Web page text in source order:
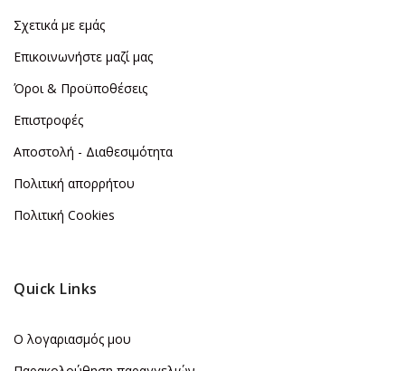
Σχετικά με εμάς
Επικοινωνήστε μαζί μας
Όροι & Προϋποθέσεις
Επιστροφές
Αποστολή - Διαθεσιμότητα
Πολιτική απορρήτου
Πολιτική Cookies
Quick Links
Ο λογαριασμός μου